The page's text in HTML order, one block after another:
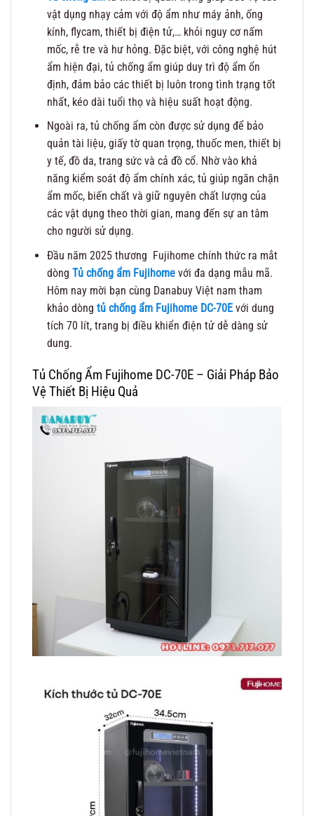
vật dụng nhạy cảm với độ ẩm như máy ảnh, ống
kính, flycam, thiết bị điện tử,… khỏi nguy cơ nấm
mốc, rễ tre và hư hỏng. Đặc biệt, với công nghệ hút
ẩm hiện đại, tủ chống ẩm giúp duy trì độ ẩm ổn
định, đảm bảo các thiết bị luôn trong tình trạng tốt
nhất, kéo dài tuổi thọ và hiệu suất hoạt động.
Ngoài ra, tủ chống ẩm còn được sử dụng để bảo
quản tài liệu, giấy tờ quan trọng, thuốc men, thiết bị
y tế, đồ da, trang sức và cả đồ cổ. Nhờ vào khả
năng kiểm soát độ ẩm chính xác, tủ giúp ngăn chặn
ẩm mốc, biến chất và giữ nguyên chất lượng của
các vật dụng theo thời gian, mang đến sự an tâm
cho người sử dụng.
Đầu năm 2025 thương Fujihome chính thức ra mắt
dòng Tủ chống ẩm Fujihomevới đa dạng mẫu mã.
Hôm nay mời bạn cùng Danabuy Việt nam tham
khảo dòng tủ chống ẩm Fujihome DC-70Evới dung
tích 70 lít, trang bị điều khiển điện tử dễ dàng sử
dung.
Tủ Chống Ẩm Fujihome DC-70E – Giải Pháp Bảo
Vệ Thiết Bị Hiệu Quả